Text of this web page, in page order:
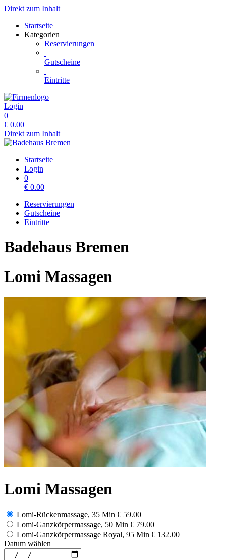
Direkt zum Inhalt
Startseite
Kategorien
Reservierungen
Gutscheine
Eintritte
Login
0
€ 0.00
Direkt zum Inhalt
Startseite
Login
0
€ 0.00
Reservierungen
Gutscheine
Eintritte
Badehaus Bremen
Lomi Massagen
Lomi Massagen
Lomi-Rückenmassage, 35 Min € 59.00
Lomi-Ganzkörpermassage, 50 Min € 79.00
Lomi-Ganzkörpermassage Royal, 95 Min € 132.00
Datum wählen